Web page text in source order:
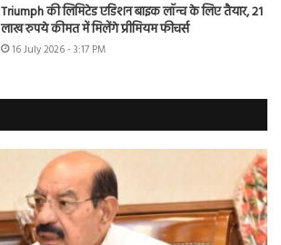
Triumph की लिमिटेड एडिशन बाइक लॉन्च के लिए तैयार, 21
लाख रुपये कीमत में मिलेंगे प्रीमियम फीचर्स
16 July 2026 - 3:17 PM